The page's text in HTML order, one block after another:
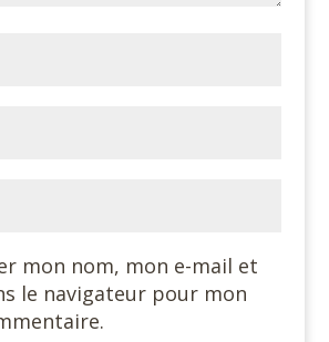
mon nom, mon e-mail et
le navigateur pour mon